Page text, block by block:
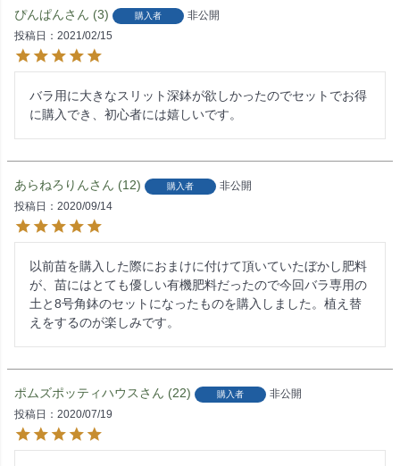
ぴんぱん 3 購入者
非公開
投稿日
2021/02/15
バラ用に大きなスリット深鉢が欲しかったのでセットでお得
に購入でき、初心者には嬉しいです。
あらねろりん 12 購入者
非公開
投稿日
2020/09/14
以前苗を購入した際におまけに付けて頂いていたぼかし肥料
が、苗にはとても優しい有機肥料だったので今回バラ専用の
土と8号角鉢のセットになったものを購入しました。植え替
えをするのが楽しみです。
ポムズポッティハウス 22 購入者
非公開
投稿日
2020/07/19